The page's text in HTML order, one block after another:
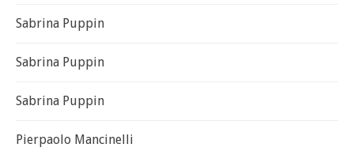
Sabrina Puppin
Sabrina Puppin
Sabrina Puppin
Pierpaolo Mancinelli